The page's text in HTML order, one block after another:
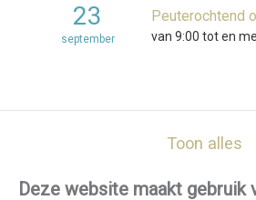
Deze website maakt gebruik
23
september
Peuterochtend
van 9:00 tot en
Toon alles